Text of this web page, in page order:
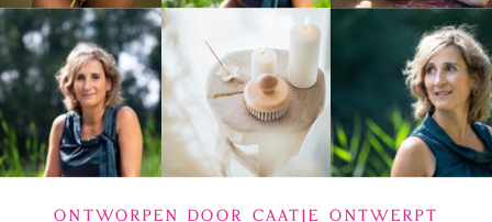
ONTWORPEN DOOR CAATJE ONTWERPT